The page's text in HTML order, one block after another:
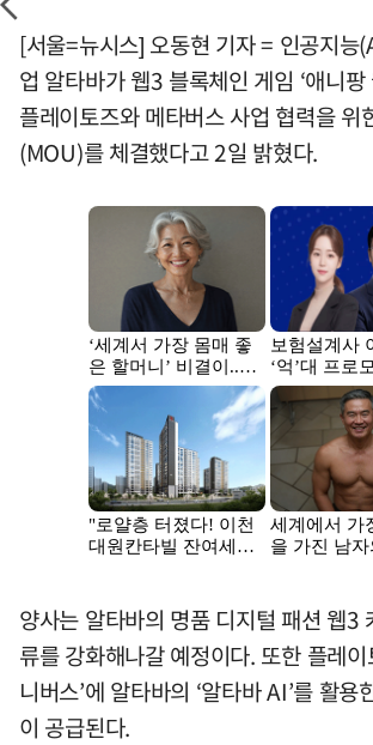
[서울=뉴시스] 오동현 기자 = 인공지능
업 알타바가 웹3 블록체인 게임 ‘애니팡
플레이토즈와 메타버스 사업 협력을 위
(MOU)를 체결했다고 2일 밝혔다.
양사는 알타바의 명품 디지털 패션 웹3
류를 강화해나갈 예정이다. 또한 플레이
니버스’에 알타바의 ‘알타바 AI’를 활
이 공급된다.